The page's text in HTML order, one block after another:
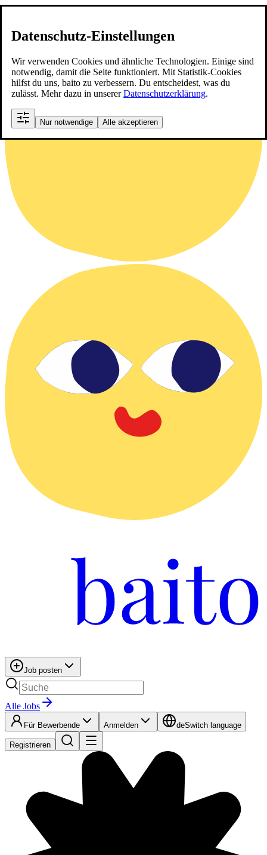
Datenschutz-Einstellungen
Wir verwenden Cookies und ähnliche Technologien. Einige sind
notwendig, damit die Seite funktioniert. Mit Statistik-Cookies
hilfst du uns, baito zu verbessern. Du entscheidest, was du
zulässt. Mehr dazu in unsererDatenschutzerklärung.
Nur notwendige Alle akzeptieren
Job posten
Alle Jobs
Für Bewerbende Anmelden deSwitch language
Registrieren